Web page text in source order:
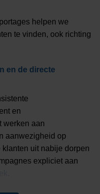
helpen we
te vinden, ook richting
en de directe
en
werken aan
aanwezigheid op
uit nabije dorpen
expliciet aan